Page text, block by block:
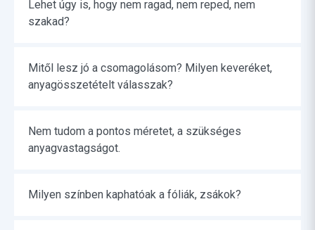
Lehet úgy is, hogy nem ragad, nem reped, nem
szakad?
Mitől lesz jó a csomagolásom? Milyen keveréket,
anyagösszetételt válasszak?
Nem tudom a pontos méretet, a szükséges
anyagvastagságot.
Milyen színben kaphatóak a fóliák, zsákok?